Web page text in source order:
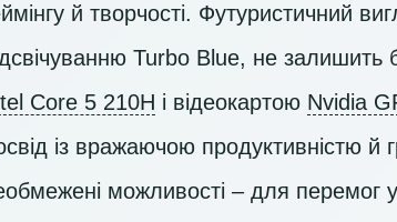
й творчості. Футуристичний
Turbo Blue, не
Core 5 210H і відеокартою Nvidia
із вражаючою продуктивністю
можливості – для перемог у